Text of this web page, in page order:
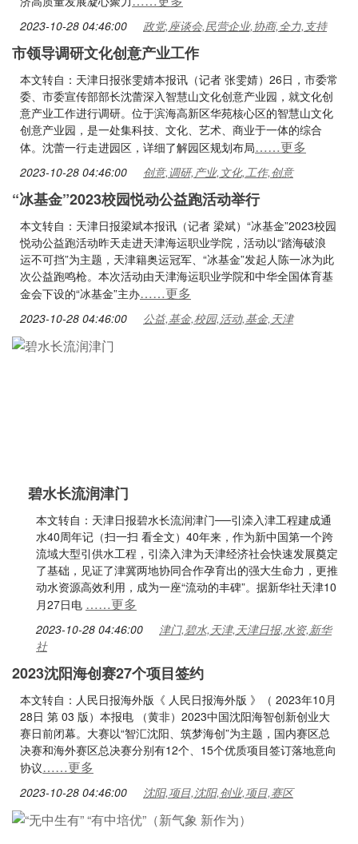
2023-10-28 04:46:00 政党,座谈会,民营企业,协商,全力,支持
市领导调研文化创意产业工作
本文转自：天津日报张雯婧本报讯（记者 张雯婧）26日，市委常
委、市委宣传部部长沈蕾深入智慧山文化创意产业园，就文化创
意产业工作进行调研。位于滨海高新区华苑核心区的智慧山文化
创意产业园，是一处集科技、文化、艺术、商业于一体的综合
体。沈蕾一行走进园区，详细了解园区规划布局……更多
2023-10-28 04:46:00 创意,调研,产业,文化,工作,创意
“冰基金”2023校园悦动公益跑活动举行
本文转自：天津日报梁斌本报讯（记者 梁斌）“冰基金”2023校园
悦动公益跑活动昨天走进天津海运职业学院，活动以“踏海破浪
运不可挡”为主题，天津籍奥运冠军、“冰基金”发起人陈一冰为此
次公益跑鸣枪。本次活动由天津海运职业学院和中华全国体育基
金会下设的“冰基金”主办……更多
2023-10-28 04:46:00 公益,基金,校园,活动,基金,天津
碧水长流润津门
本文转自：天津日报碧水长流润津门──引滦入津工程建成通
水40周年记（扫一扫 看全文）40年来，作为新中国第一个跨
流域大型引供水工程，引滦入津为天津经济社会快速发展奠定
了基础，见证了津冀两地协同合作孕育出的强大生命力，更推
动水资源高效利用，成为一座“流动的丰碑”。据新华社天津10
月27日电 ……更多
2023-10-28 04:46:00
津门,碧水,天津,天津日报,水资,新华
社
2023沈阳海创赛27个项目签约
本文转自：人民日报海外版《 人民日报海外版 》（ 2023年10月
28日 第 03 版）本报电 （黄非）2023中国沈阳海智创新创业大
赛日前闭幕。大赛以“智汇沈阳、筑梦海创”为主题，国内赛区总
决赛和海外赛区总决赛分别有12个、15个优质项目签订落地意向
协议……更多
2023-10-28 04:46:00 沈阳,项目,沈阳,创业,项目,赛区